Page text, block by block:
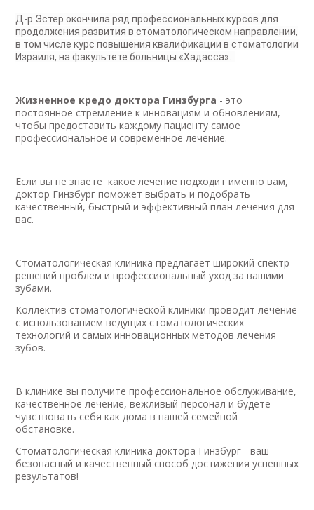
Д-р Эстер окончила ряд профессиональных курсов для
продолжения развития в стоматологическом направлении,
в том числе курс повышения квалификации в стоматологии
Израиля, на факультете больницы «Хадасса».
Жизненное кредо доктора Гинзбурга - это
постоянное стремление к инновациям и обновлениям,
чтобы предоставить каждому пациенту самое
профессиональное и современное лечение.
Если вы не знаете какое лечение подходит именно вам,
доктор Гинзбург поможет выбрать и подобрать
качественный, быстрый и эффективный план лечения для
вас.
Стоматологическая клиника предлагает широкий спектр
решений проблем и профессиональный уход за вашими
зубами.
Коллектив стоматологической клиники проводит лечение
с использованием ведущих стоматологических
технологий и самых инновационных методов лечения
зубов.
В клинике вы получите профессиональное обслуживание,
качественное лечение, вежливый персонал и будете
чувствовать себя как дома в нашей семейной
обстановке.
Стоматологическая клиника доктора Гинзбург - ваш
безопасный и качественный способ достижения успешных
результатов!